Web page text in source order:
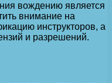
вождению является
внимание на
инструкторов, а
и разрешений.